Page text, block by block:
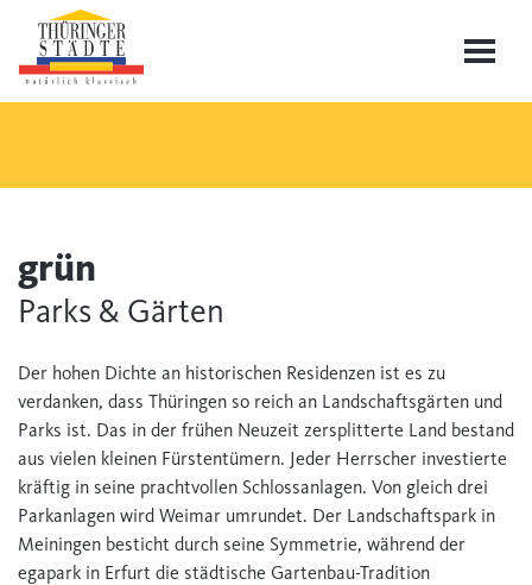
grün
Parks & Gärten
Der hohen Dichte an historischen Residenzen ist es zu
verdanken, dass Thüringen so reich an Landschaftsgärten und
Parks ist. Das in der frühen Neuzeit zersplitterte Land bestand
aus vielen kleinen Fürstentümern. Jeder Herrscher investierte
kräftig in seine prachtvollen Schlossanlagen. Von gleich drei
Parkanlagen wird Weimar umrundet. Der Landschaftspark in
Meiningen besticht durch seine Symmetrie, während der
egapark in Erfurt die städtische Gartenbau-Tradition